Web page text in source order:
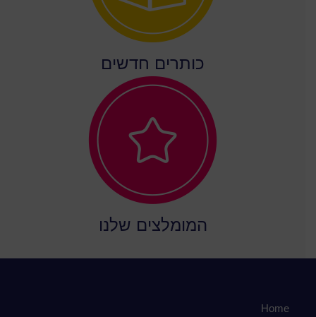
כותרים חדשים
המומלצים שלנו
Home